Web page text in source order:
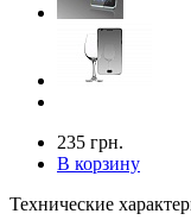
235 грн.
В корзину
Технические